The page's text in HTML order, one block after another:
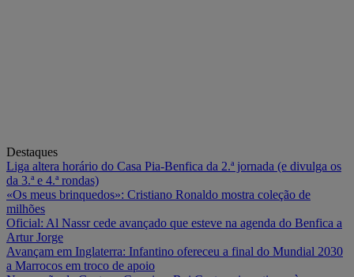
Destaques
Liga altera horário do Casa Pia-Benfica da 2.ª jornada (e divulga os
da 3.ª e 4.ª rondas)
«Os meus brinquedos»: Cristiano Ronaldo mostra coleção de
milhões
Oficial: Al Nassr cede avançado que esteve na agenda do Benfica a
Artur Jorge
Avançam em Inglaterra: Infantino ofereceu a final do Mundial 2030
a Marrocos em troco de apoio